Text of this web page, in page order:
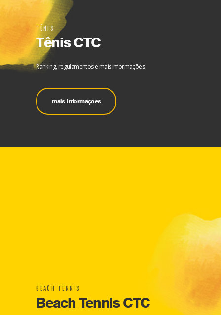
TÊNIS
Tênis CTC
Ranking, regulamentos e mais informações
mais informações
BEACH TENNIS
Beach Tennis CTC